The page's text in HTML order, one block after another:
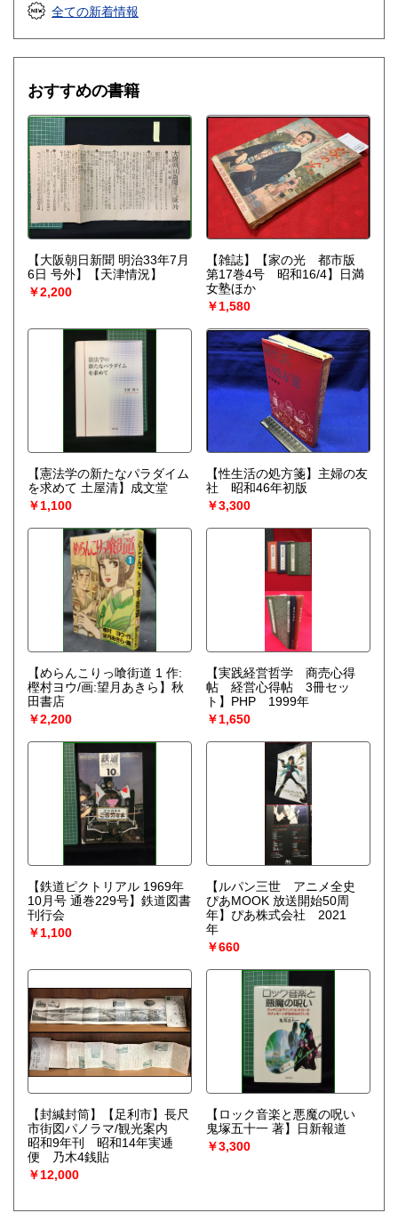
全ての新着情報
おすすめの書籍
【大阪朝日新聞 明治33年7月
6日 号外】【天津情況】
￥2,200
【雑誌】【家の光 都市版
第17巻4号 昭和16/4】日満
女塾ほか
￥1,580
【憲法学の新たなパラダイム
を求めて 土屋清】成文堂
￥1,100
【性生活の処方箋】主婦の友
社 昭和46年初版
￥3,300
【めらんこりっ喰街道 1 作:
樫村ヨウ/画:望月あきら】秋
田書店
￥2,200
【実践経営哲学 商売心得
帖 経営心得帖 3冊セッ
ト】PHP 1999年
￥1,650
【鉄道ピクトリアル 1969年
10月号 通巻229号】鉄道図書
刊行会
￥1,100
【ルパン三世 アニメ全史
ぴあMOOK 放送開始50周
年】ぴあ株式会社 2021
年
￥660
【封緘封筒】【足利市】長尺
市街図パノラマ/観光案内
昭和9年刊 昭和14年実逓
便 乃木4銭貼
￥12,000
【ロック音楽と悪魔の呪い
鬼塚五十一 著】日新報道
￥3,300